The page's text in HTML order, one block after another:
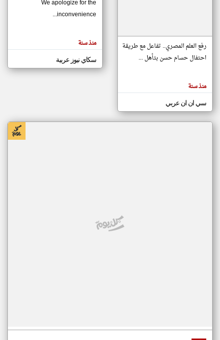
مصادر الأخبار من موريتانيا
اخبار موريتانيا على مدار الساعة
أهم اخبار موريتانيا العاجلة والمباشرة
المقالات
الموجوده
هنا عن
رفع العلم المصري.. تفاعل مع طريقة
احتفال حسام حسن بتأهل ...
منذ سنة
سي ان ان عربي
We apologize for the
inconvenience...
منذ سنة
سكاي نيوز عربية
klyoum.com